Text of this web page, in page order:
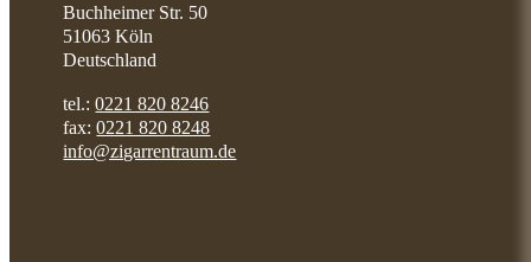
Buchheimer Str. 50
51063 Köln
Deutschland
tel.:0221 820 8246
fax:0221 820 8248
info@zigarrentraum.de